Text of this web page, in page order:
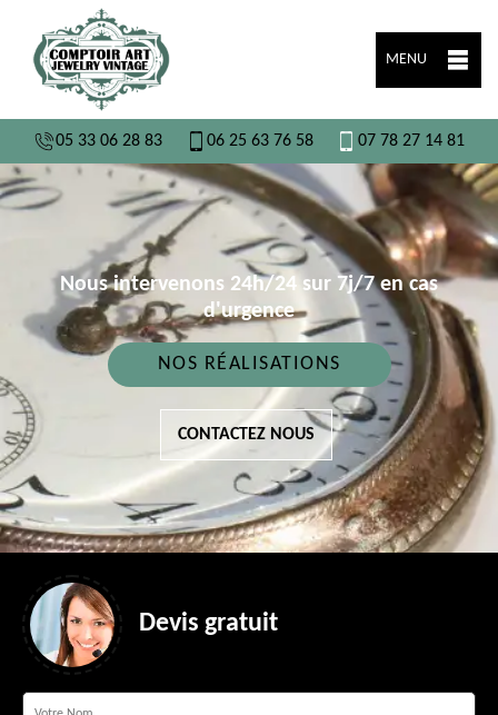
MENU
05 33 06 28 83 06 25 63 76 58 07 78 27 14 81
Nous intervenons 24h/24 sur 7j/7 en cas
d'urgence
NOS RÉALISATIONS
CONTACTEZ NOUS
Devis gratuit